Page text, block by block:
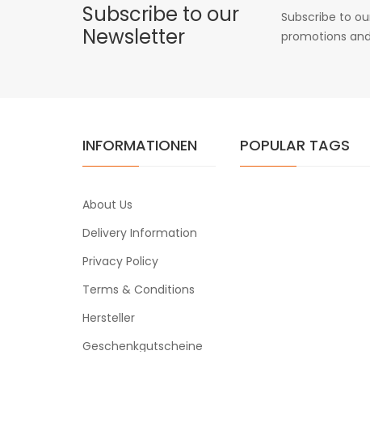
Subscribe to our
Newsletter
Subscribe to
promotions
INFORMATIONEN
About Us
Delivery Information
Privacy Policy
Terms & Conditions
Hersteller
Geschenkgutscheine
POPULAR TAGS